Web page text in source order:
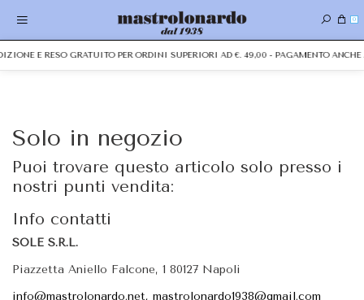
0
E RESO GRATUITO PER ORDINI SUPERIORI AD €. 49,00 - PAGAMENTO ANCHE
Solo in negozio
Puoi trovare questo articolo solo presso i
nostri punti vendita:
Info contatti
SOLE S.R.L.
Piazzetta Aniello Falcone, 1 80127 Napoli
info@mastrolonardo.net, mastrolonardo1938@gmail.com